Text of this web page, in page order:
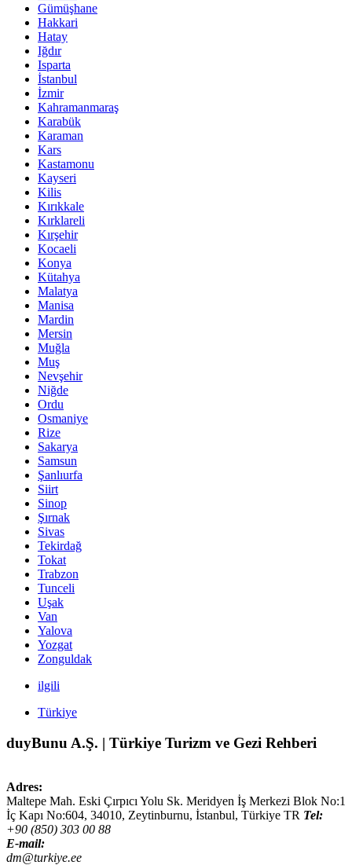
Gümüşhane
Hakkari
Hatay
Iğdır
Isparta
İstanbul
İzmir
Kahramanmaraş
Karabük
Karaman
Kars
Kastamonu
Kayseri
Kilis
Kırıkkale
Kırklareli
Kırşehir
Kocaeli
Konya
Kütahya
Malatya
Manisa
Mardin
Mersin
Muğla
Muş
Nevşehir
Niğde
Ordu
Osmaniye
Rize
Sakarya
Samsun
Şanlıurfa
Siirt
Sinop
Şırnak
Sivas
Tekirdağ
Tokat
Trabzon
Tunceli
Uşak
Van
Yalova
Yozgat
Zonguldak
ilgili
Türkiye
duyBunu A.Ş. | Türkiye Turizm ve Gezi Rehberi
Adres:
Maltepe Mah. Eski Çırpıcı Yolu Sk. Meridyen İş Merkezi Blok No:1
İç Kapı No:604, 34010, Zeytinburnu, İstanbul, Türkiye TR Tel:
+90 (850) 303 00 88
E-mail:
dm@turkiye.ee